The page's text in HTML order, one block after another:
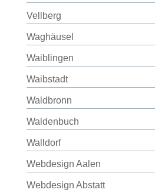
Vellberg
Waghäusel
Waiblingen
Waibstadt
Waldbronn
Waldenbuch
Walldorf
Webdesign Aalen
Webdesign Abstatt